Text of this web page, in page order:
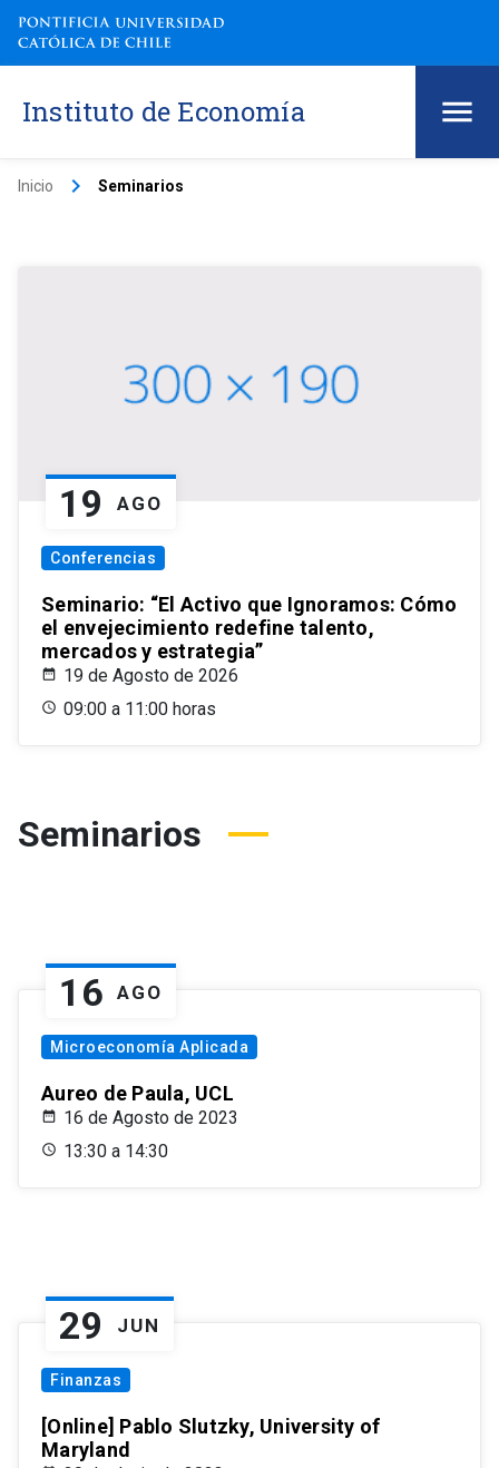
Instituto de Economía
Inicio keyboard_arrow_right Seminarios
19 AGO
Conferencias
Seminario: “El Activo que Ignoramos: Cómo
el envejecimiento redefine talento,
mercados y estrategia”
19 de Agosto de 2026
09:00 a 11:00 horas
Seminarios
16 AGO
Microeconomía Aplicada
Aureo de Paula, UCL
16 de Agosto de 2023
13:30 a 14:30
29 JUN
Finanzas
[Online] Pablo Slutzky, University of
Maryland